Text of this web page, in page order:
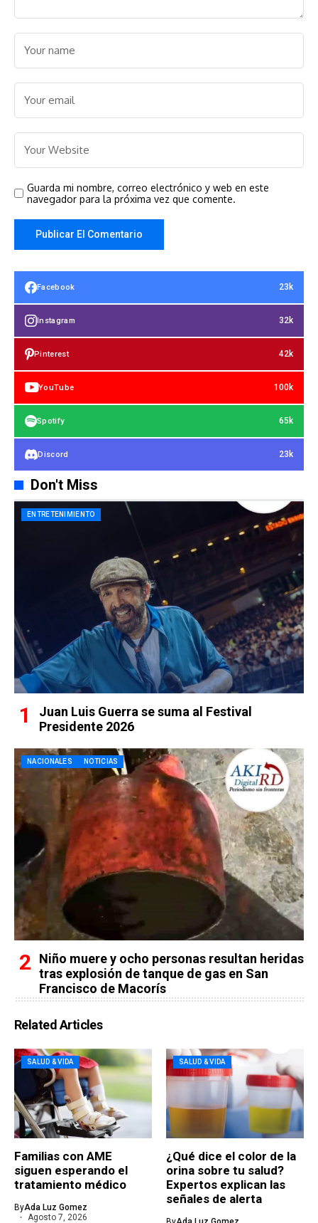
Guarda mi nombre, correo electrónico y web en este
navegador para la próxima vez que comente.
Facebook 23k
Instagram 32k
Pinterest 42k
YouTube 100k
Spotify 65k
Discord 23k
Don't Miss
ENTRETENIMIENTO
Juan Luis Guerra se suma al Festival
Presidente 2026
NACIONALES NOTICIAS
Niño muere y ocho personas resultan heridas
tras explosión de tanque de gas en San
Francisco de Macorís
Related Articles
SALUD & VIDA
Familias con AME
siguen esperando el
tratamiento médico
ByAda Luz Gomez
Agosto 7, 2026
SALUD & VIDA
¿Qué dice el color de la
orina sobre tu salud?
Expertos explican las
señales de alerta